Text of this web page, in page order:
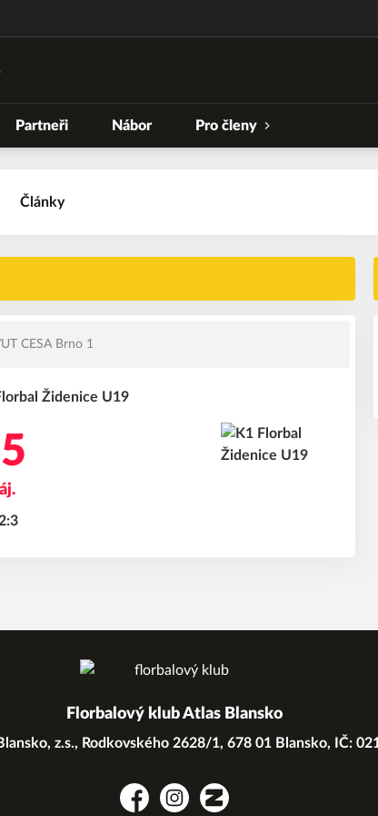
Partneři Nábor Pro členy
Články
CESA Brno 1
Židenice U19
Florbalový klub Atlas Blansko
z.s., Rodkovského 2628/1, 678 01 Blansko, IČ:
FacebookInstagramZonerama